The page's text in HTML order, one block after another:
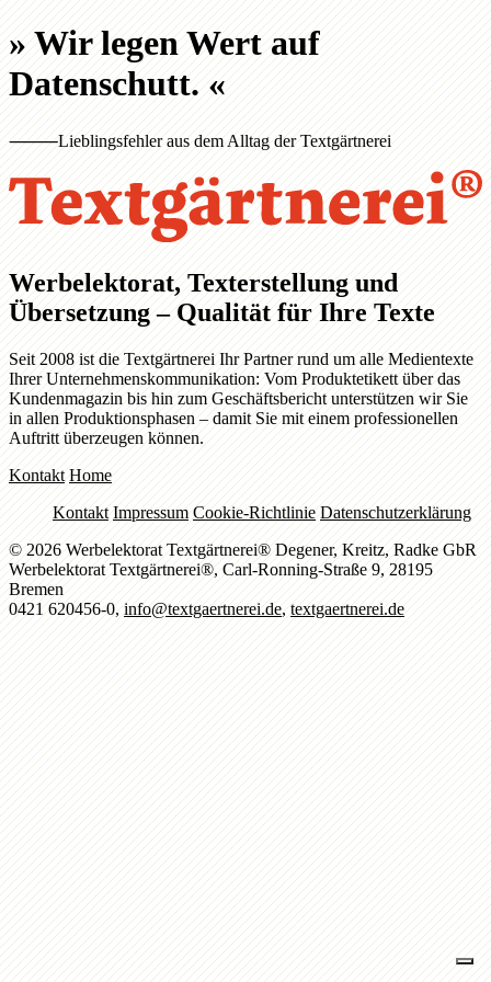
»Wir legen Wert auf
Datenschutt.«
⸻Lieblingsfehler aus dem Alltag der Textgärtnerei
Werbelektorat, Texterstellung und
Übersetzung – Qualität für Ihre Texte
Seit 2008 ist die Textgärtnerei Ihr Partner rund um alle Medientexte
Ihrer Unternehmenskommunikation: Vom Produktetikett über das
Kundenmagazin bis hin zum Geschäftsbericht unterstützen wir Sie
in allen Produktionsphasen – damit Sie mit einem professionellen
Auftritt überzeugen können.
Kontakt Home
Kontakt Impressum Cookie-Richtlinie Datenschutzerklärung
© 2026 Werbelektorat Textgärtnerei® Degener, Kreitz, Radke GbR
Werbelektorat Textgärtnerei®, Carl-Ronning-Straße 9, 28195
Bremen
0421 620456-0,info@textgaertnerei.de,textgaertnerei.de